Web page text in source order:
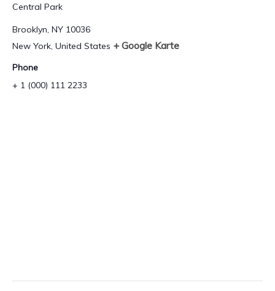
Central Park
Brooklyn, NY 10036
New York, United States + Google Karte
Phone
+ 1 (000) 111 2233